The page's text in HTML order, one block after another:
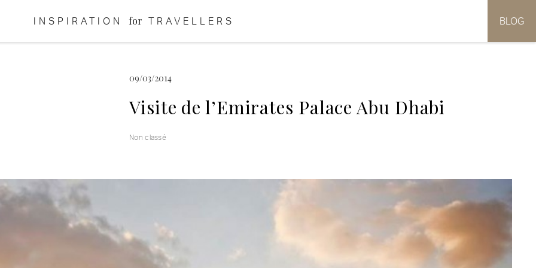
INSPIRATION for TRAVELLERS BLOG
09/03/2014
Visite de l’Emirates Palace Abu Dhabi
Non classé